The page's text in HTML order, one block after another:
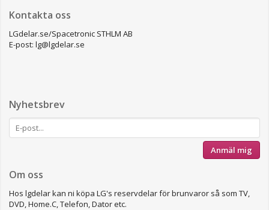
Kontakta oss
LGdelar.se/Spacetronic STHLM AB
E-post: lg@lgdelar.se
Nyhetsbrev
Anmäl mig
Om oss
Hos lgdelar kan ni köpa LG's reservdelar för brunvaror så som TV,
DVD, Home.C, Telefon, Dator etc.